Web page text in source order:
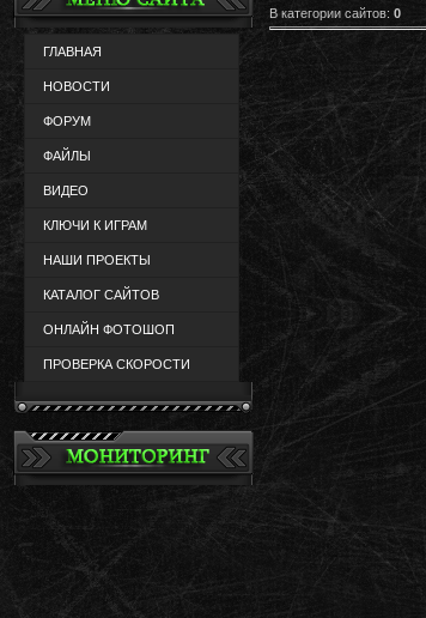
ГЛАВНАЯ
НОВОСТИ
ФОРУМ
ФАЙЛЫ
ВИДЕО
КЛЮЧИ К ИГРАМ
НАШИ ПРОЕКТЫ
КАТАЛОГ САЙТОВ
ОНЛАЙН ФОТОШОП
ПРОВЕРКА СКОРОСТИ
В категории сайтов: 0